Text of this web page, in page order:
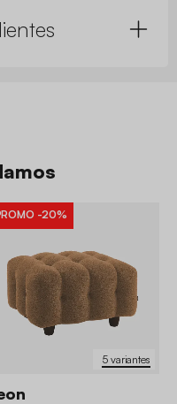
5 variantes
-20%